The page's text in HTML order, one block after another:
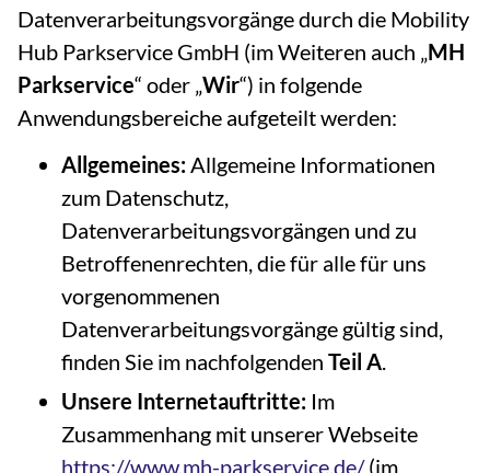
Datenverarbeitungsvorgänge durch die Mobility
Hub Parkservice GmbH (im Weiteren auch „MH
Parkservice“ oder „Wir“) in folgende
Anwendungsbereiche aufgeteilt werden:
Allgemeines:Allgemeine Informationen
zum Datenschutz,
Datenverarbeitungsvorgängen und zu
Betroffenenrechten, die für alle für uns
vorgenommenen
Datenverarbeitungsvorgänge gültig sind,
finden Sie im nachfolgenden Teil A.
Unsere Internetauftritte: Im
Zusammenhang mit unserer Webseite
https://www.mh-parkservice.de/(im